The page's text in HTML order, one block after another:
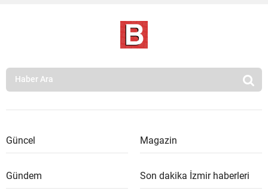
Güncel Magazin
Gündem Son dakika İzmir haberleri